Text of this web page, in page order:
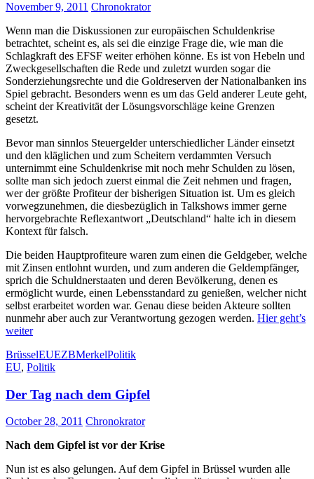
November 9, 2011 Chronokrator
Wenn man die Diskussionen zur europäischen Schuldenkrise
betrachtet, scheint es, als sei die einzige Frage die, wie man die
Schlagkraft des EFSF weiter erhöhen könne. Es ist von Hebeln und
Zweckgesellschaften die Rede und zuletzt wurden sogar die
Sonderziehungsrechte und die Goldreserven der Nationalbanken ins
Spiel gebracht. Besonders wenn es um das Geld anderer Leute geht,
scheint der Kreativität der Lösungsvorschläge keine Grenzen
gesetzt.
Bevor man sinnlos Steuergelder unterschiedlicher Länder einsetzt
und den kläglichen und zum Scheitern verdammten Versuch
unternimmt eine Schuldenkrise mit noch mehr Schulden zu lösen,
sollte man sich jedoch zuerst einmal die Zeit nehmen und fragen,
wer der größte Profiteur der bisherigen Situation ist. Um es gleich
vorwegzunehmen, die diesbezüglich in Talkshows immer gerne
hervorgebrachte Reflexantwort „Deutschland“ halte ich in diesem
Kontext für falsch.
Die beiden Hauptprofiteure waren zum einen die Geldgeber, welche
mit Zinsen entlohnt wurden, und zum anderen die Geldempfänger,
sprich die Schuldnerstaaten und deren Bevölkerung, denen es
ermöglicht wurde, einen Lebensstandard zu genießen, welcher nicht
selbst erarbeitet worden war. Genau diese beiden Akteure sollten
nunmehr aber auch zur Verantwortung gezogen werden. Hier geht’s
weiter
BrüsselEUEZBMerkelPolitik
EU, Politik
Der Tag nach dem Gipfel
October 28, 2011 Chronokrator
Nach dem Gipfel ist vor der Krise
Nun ist es also gelungen. Auf dem Gipfel in Brüssel wurden alle